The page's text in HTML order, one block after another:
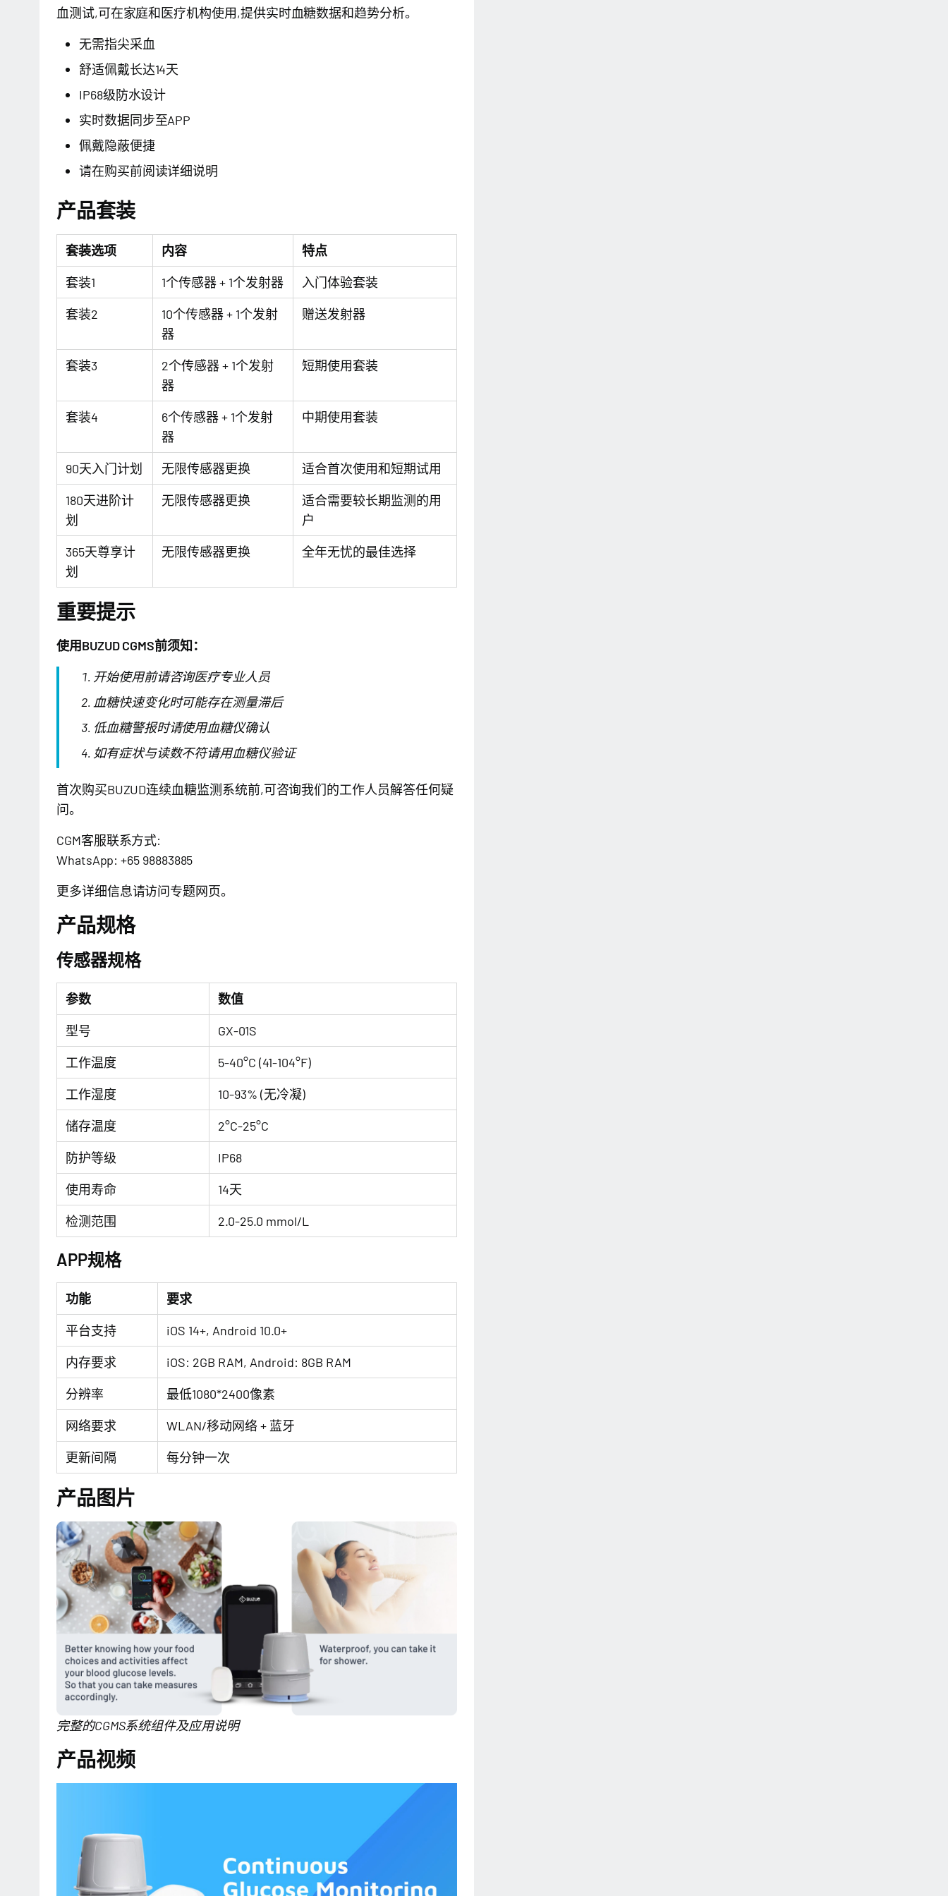
血测试,可在家庭和医疗机构使用,提供实时血糖数据和趋势分析。
无需指尖采血
舒适佩戴长达14天
IP68级防水设计
实时数据同步至APP
佩戴隐蔽便捷
请在购买前阅读详细说明
产品套装
套装选项 内容 特点
套装1 1个传感器 + 1个发射器 入门体验套装
套装2
10个传感器 + 1个发射
器
赠送发射器
套装3
2个传感器 + 1个发射
器
短期使用套装
套装4
6个传感器 + 1个发射
器
中期使用套装
90天入门计划 无限传感器更换 适合首次使用和短期试用
180天进阶计
划
无限传感器更换
适合需要较长期监测的用
户
365天尊享计
划
无限传感器更换 全年无忧的最佳选择
重要提示
使用BUZUD CGMS前须知：
开始使用前请咨询医疗专业人员
血糖快速变化时可能存在测量滞后
低血糖警报时请使用血糖仪确认
如有症状与读数不符请用血糖仪验证
首次购买BUZUD连续血糖监测系统前,可咨询我们的工作人员解答任何疑
问。
CGM客服联系方式:
WhatsApp: +65 98883885
更多详细信息请访问专题网页。
产品规格
传感器规格
参数 数值
型号 GX-01S
工作温度 5-40°C (41-104°F)
工作湿度 10-93% (无冷凝)
储存温度 2°C-25°C
防护等级 IP68
使用寿命 14天
检测范围 2.0-25.0 mmol/L
APP规格
功能 要求
平台支持 iOS 14+, Android 10.0+
内存要求 iOS: 2GB RAM, Android: 8GB RAM
分辨率 最低1080*2400像素
网络要求 WLAN/移动网络 + 蓝牙
更新间隔 每分钟一次
产品图片
完整的CGMS系统组件及应用说明
产品视频